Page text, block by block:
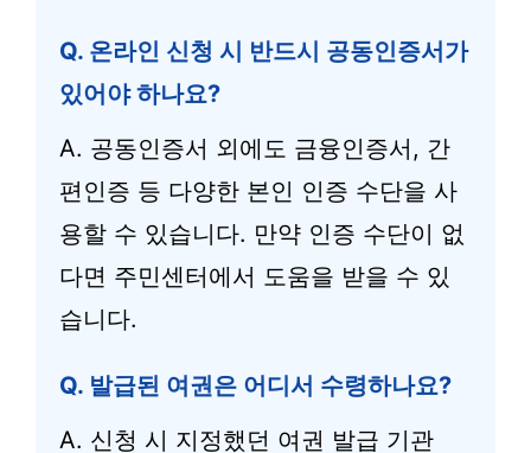
Q. 온라인 신청 시 반드시 공동인증서가
있어야 하나요?
A. 공동인증서 외에도 금융인증서, 간
편인증 등 다양한 본인 인증 수단을 사
용할 수 있습니다. 만약 인증 수단이 없
다면 주민센터에서 도움을 받을 수 있
습니다.
Q. 발급된 여권은 어디서 수령하나요?
A. 신청 시 지정했던 여권 발급 기관